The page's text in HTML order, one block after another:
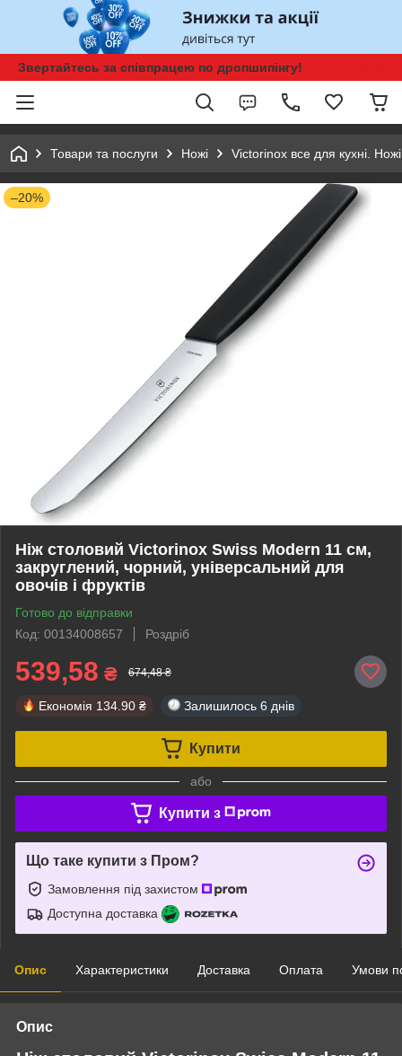
Звертайтесь за співпрацею по дропшипінгу!
Товари та послуги Ножі Victorinox все для кухні.
–20%
Ніж столовий Victorinox Swiss Modern 11 см,
закруглений, чорний, універсальний для
овочів і фруктів
Готово до відправки
Код: 00134008657
Роздріб
539,58 ₴ 674,48 ₴
Економія 134.90 ₴ Залишилось 6 днів
Купити
або
Купити з
Що таке купити з Пром?
Замовлення під захистом
Доступна доставка
Опис Характеристики Доставка Оплата Умови
Опис